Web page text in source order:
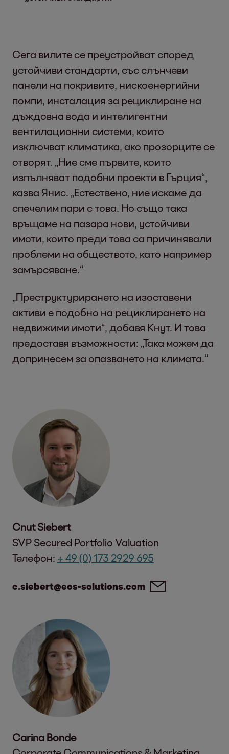
Сега вилите се преустройват според
устойчиви стандарти, със слънчеви
панели на покривите, нискоенергийни
помпи, инсталация за рециклиране на
дъждовна вода и интелигентни
вентилационни системи, които
изключват климатика, ако прозорците се
отворят. „Ние сме първите, които
изпълняват подобни проекти в Гърция“,
казва Янис. „Естествено, ние искаме да
спечелим пари с това. Но също така
връщаме на пазара нови, устойчиви
имоти, които преди това са причинявали
проблеми на обществото, като например
замърсяване.“
„Преструктурирането на изоставени
активи е подобно на рециклирането на
недвижими имоти“, добавя Кнут. И това
предоставя възможности: „Така можем да
допринесем за опазването на климата.“
Cnut Siebert
SVP Secured Portfolio Valuation
Телефон: + 49 (0) 173 2929 695
c.siebert@eos-solutions.com
Carina Bonde